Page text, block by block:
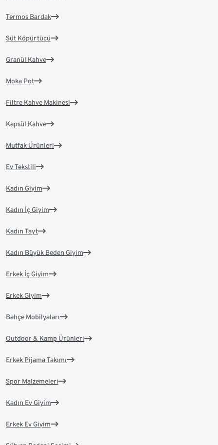
Termos Bardak
Süt Köpürtücü
Granül Kahve
Moka Pot
Filtre Kahve Makinesi
Kapsül Kahve
Mutfak Ürünleri
Ev Tekstili
Kadın Giyim
Kadın İç Giyim
Kadın Tayt
Kadın Büyük Beden Giyim
Erkek İç Giyim
Erkek Giyim
Bahçe Mobilyaları
Outdoor & Kamp Ürünleri
Erkek Pijama Takımı
Spor Malzemeleri
Kadın Ev Giyim
Erkek Ev Giyim